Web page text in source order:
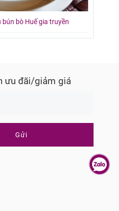
bún bò Huế gia truyền
ưu đãi/giảm giá
Gửi